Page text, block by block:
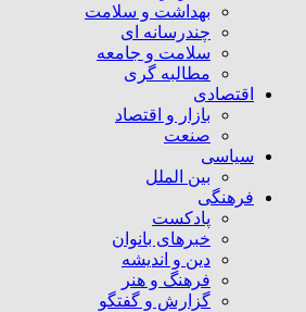
بهداشت و سلامت
چندرسانه ای
سلامت و جامعه
مطالبه گری
اقتصادی
بازار و اقتصاد
صنعت
سیاسی
بین الملل
فرهنگی
پادکست
خبرهای بانوان
دین و اندیشه
فرهنگ و هنر
گزارش و گفتگو